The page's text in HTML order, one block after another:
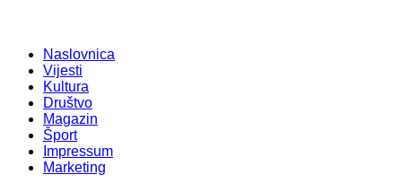
Naslovnica
Vijesti
Kultura
Društvo
Magazin
Šport
Impressum
Marketing